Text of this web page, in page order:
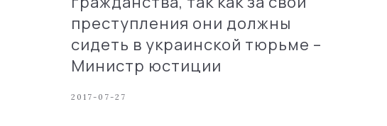
преступления они должны
сидеть в украинской тюрьме –
Министр юстиции
2017-07-27